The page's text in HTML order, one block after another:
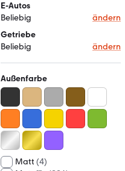
E-Autos
Beliebig
ändern
Getriebe
Beliebig
ändern
Außenfarbe
Matt (4)